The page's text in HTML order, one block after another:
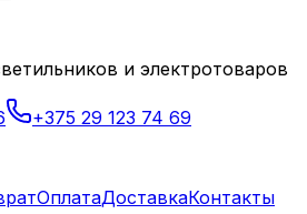
и электротоваров
+375 29 123 74 69
ОплатаДоставкаКонтакты